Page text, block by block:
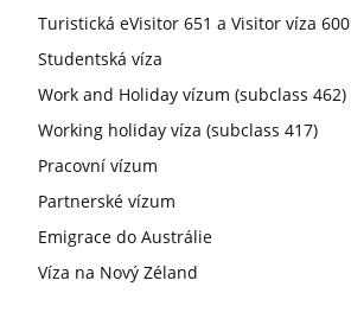
Turistická eVisitor 651 a Visitor víza 600
Studentská víza
Work and Holiday vízum (subclass 462)
Working holiday víza (subclass 417)
Pracovní vízum
Partnerské vízum
Emigrace do Austrálie
Víza na Nový Zéland